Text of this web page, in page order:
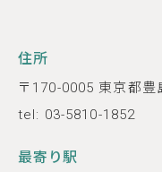
住所
〒170-0005 東京都豊
tel: 03-5810-1852
最寄り駅